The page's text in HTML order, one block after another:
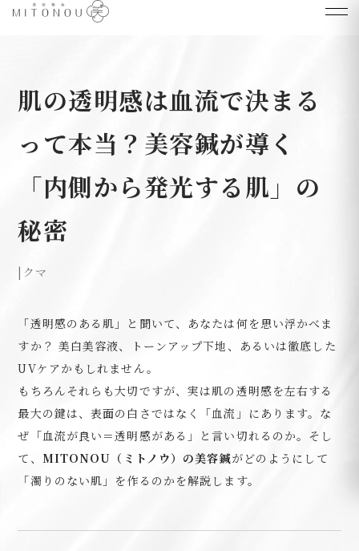
肌の透明感は血流で決まる
って本当？美容鍼が導く
「内側から発光する肌」の
秘密
| クマ
「透明感のある肌」と聞いて、あなたは何を思い浮かべま
すか？ 美白美容液、トーンアップ下地、あるいは徹底した
UVケアかもしれません。
もちろんそれらも大切ですが、実は肌の透明感を左右する
最大の鍵は、表面の白さではなく「血流」にあります。な
ぜ「血流が良い＝透明感がある」と言い切れるのか。そし
て、 MITONOU（ミトノウ）の美容鍼がどのようにして
「濁りのない肌」を作るのかを解説します。